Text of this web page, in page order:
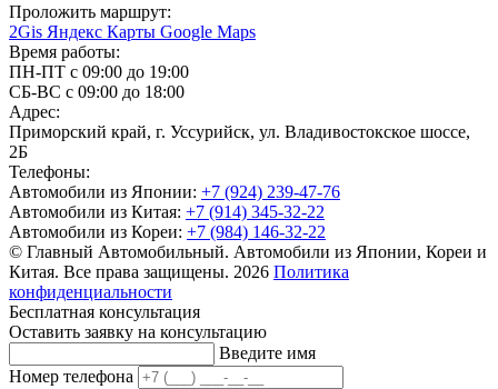
Проложить маршрут:
2Gis Яндекс Карты Google Maps
Время работы:
ПН-ПТ с 09:00 до 19:00
СБ-ВС с 09:00 до 18:00
Адрес:
Приморский край, г. Уссурийск, ул. Владивостокское шоссе,
2Б
Телефоны:
Автомобили из Японии: +7 (924) 239-47-76
Автомобили из Китая: +7 (914) 345-32-22
Автомобили из Кореи: +7 (984) 146-32-22
© Главный Автомобильный. Автомобили из Японии, Кореи и
Китая. Все права защищены. 2026 Политика
конфиденциальности
Бесплатная консультация
Оставить заявку на консультацию
Введите имя
Номер телефона